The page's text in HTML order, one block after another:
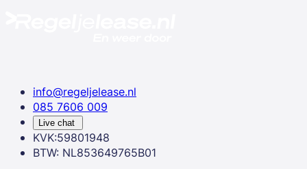
info@regeljelease.nl
085 7606 009
Live chat
KVK:59801948
BTW: NL853649765B01